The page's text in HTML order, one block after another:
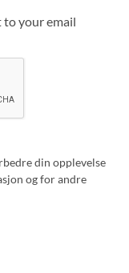
to your email
din opplevelse
og for andre